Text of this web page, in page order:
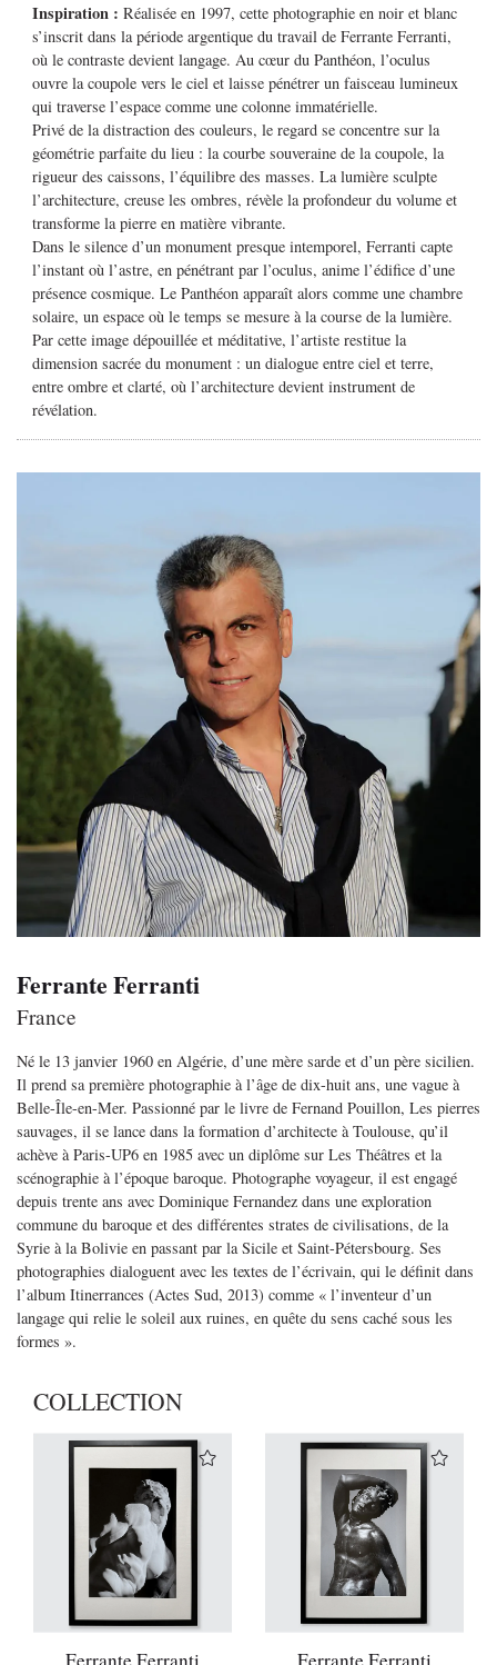
Inspiration :Réalisée en 1997, cette photographie en noir et blanc
s’inscrit dans la période argentique du travail de Ferrante Ferranti,
où le contraste devient langage. Au cœur du Panthéon, l’oculus
ouvre la coupole vers le ciel et laisse pénétrer un faisceau lumineux
qui traverse l’espace comme une colonne immatérielle.
Privé de la distraction des couleurs, le regard se concentre sur la
géométrie parfaite du lieu : la courbe souveraine de la coupole, la
rigueur des caissons, l’équilibre des masses. La lumière sculpte
l’architecture, creuse les ombres, révèle la profondeur du volume et
transforme la pierre en matière vibrante.
Dans le silence d’un monument presque intemporel, Ferranti capte
l’instant où l’astre, en pénétrant par l’oculus, anime l’édifice d’une
présence cosmique. Le Panthéon apparaît alors comme une chambre
solaire, un espace où le temps se mesure à la course de la lumière.
Par cette image dépouillée et méditative, l’artiste restitue la
dimension sacrée du monument : un dialogue entre ciel et terre,
entre ombre et clarté, où l’architecture devient instrument de
révélation.
Ferrante Ferranti
France
Né le 13 janvier 1960 en Algérie, d’une mère sarde et d’un père sicilien.
Il prend sa première photographie à l’âge de dix-huit ans, une vague à
Belle-Île-en-Mer. Passionné par le livre de Fernand Pouillon, Les pierres
sauvages, il se lance dans la formation d’architecte à Toulouse, qu’il
achève à Paris-UP6 en 1985 avec un diplôme sur Les Théâtres et la
scénographie à l’époque baroque. Photographe voyageur, il est engagé
depuis trente ans avec Dominique Fernandez dans une exploration
commune du baroque et des différentes strates de civilisations, de la
Syrie à la Bolivie en passant par la Sicile et Saint-Pétersbourg. Ses
photographies dialoguent avec les textes de l’écrivain, qui le définit dans
l’album Itinerrances (Actes Sud, 2013) comme « l’inventeur d’un
langage qui relie le soleil aux ruines, en quête du sens caché sous les
formes ».
COLLECTION